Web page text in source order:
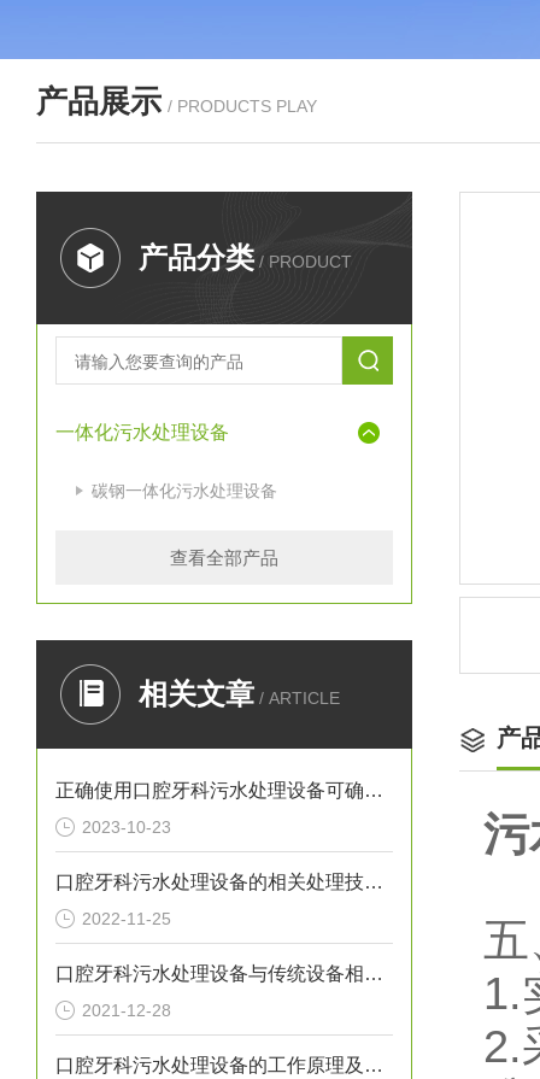
产品展示 / PRODUCTS PLAY
产品分类 / PRODUCT
一体化污水处理设备
碳钢一体化污水处理设备
查看全部产品
相关文章 / ARTICLE
正确使用口腔牙科污水处理设备可确保处理效果
2023-10-23
口腔牙科污水处理设备的相关处理技术介绍
2022-11-25
口腔牙科污水处理设备与传统设备相比的优势介绍
2021-12-28
口腔牙科污水处理设备的工作原理及出故障时需采取的措施介绍
产
污
1.
2.